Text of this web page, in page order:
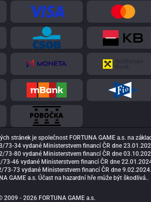
stránek je společnost FORTUNA GAME a.s. na
73-34 vydané Ministerstvem financí ČR dne
73-80 vydané Ministerstvem financí ČR dne
46 vydané Ministerstvem financí ČR dne
73-73 vydané Ministerstvem financí ČR dne
GAME a.s. Účast na hazardní hře může být škodlivá..
2009 - 2026 FORTUNA GAME a.s.